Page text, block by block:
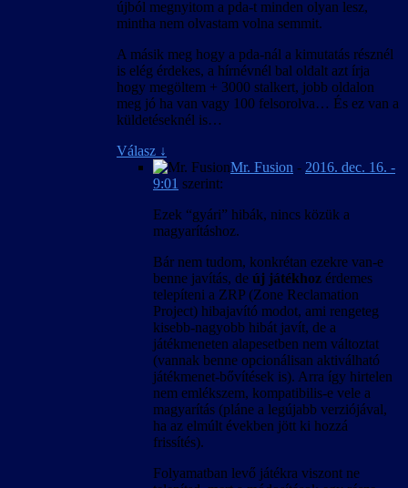
újból megnyitom a pda-t minden olyan lesz,
mintha nem olvastam volna semmit.
A másik meg hogy a pda-nál a kimutatás résznél
is elég érdekes, a hírnévnél bal oldalt azt írja
hogy megöltem + 3000 stalkert, jobb oldalon
meg jó ha van vagy 100 felsorolva… És ez van a
küldetéseknél is…
Válasz ↓
Mr. Fusion - 2016. dec. 16. -
9:01 szerint:
Ezek “gyári” hibák, nincs közük a
magyarításhoz.
Bár nem tudom, konkrétan ezekre van-e
benne javítás, de új játékhoz érdemes
telepíteni a ZRP (Zone Reclamation
Project) hibajavító modot, ami rengeteg
kisebb-nagyobb hibát javít, de a
játékmeneten alapesetben nem változtat
(vannak benne opcionálisan aktiválható
játékmenet-bővítések is). Arra így hirtelen
nem emlékszem, kompatibilis-e vele a
magyarítás (pláne a legújabb verziójával,
ha az elmúlt években jött ki hozzá
frissítés).
Folyamatban levő játékra viszont ne